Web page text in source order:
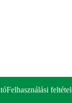
Felhasználási